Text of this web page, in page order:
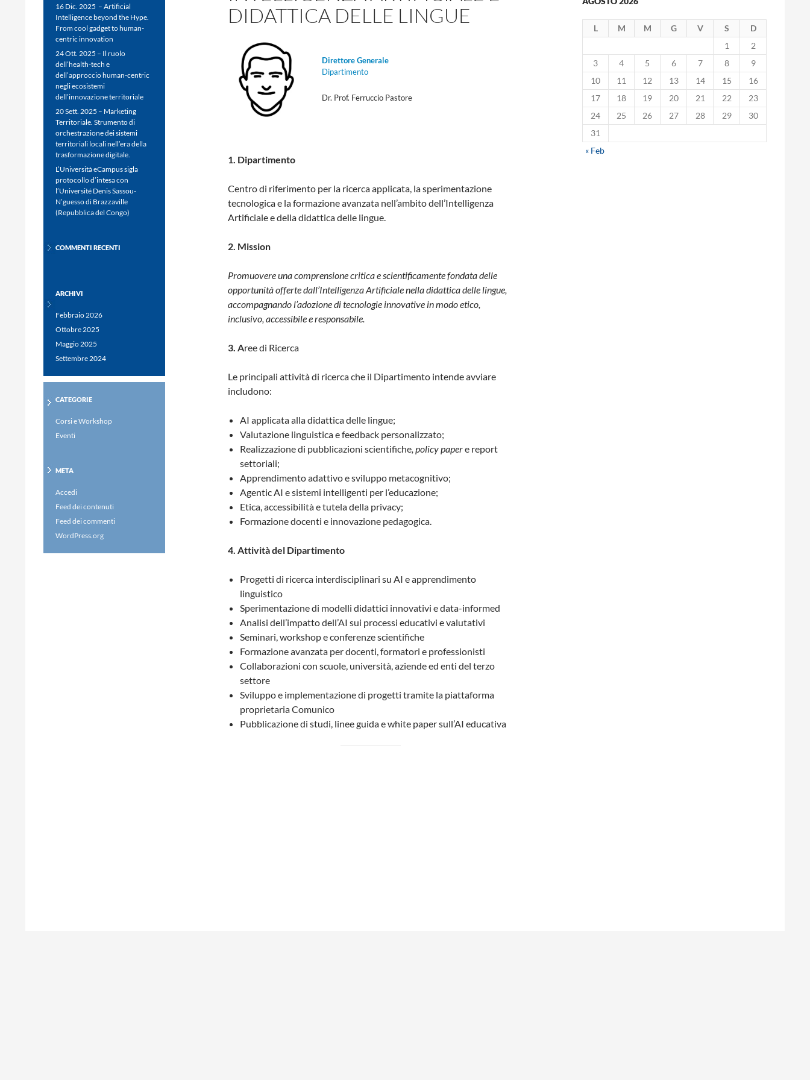
DIDATTICA DELLE LINGUE
Direttore Generale
Dipartimento
Dr. Prof. Ferruccio Pastore
1. Dipartimento
Centro di riferimento per la ricerca applicata, la sperimentazione
tecnologica e la formazione avanzata nell’ambito dell’Intelligenza
Artificiale e della didattica delle lingue.
2. Mission
Promuovere una comprensione critica e scientificamente fondata delle
opportunità offerte dall’Intelligenza Artificiale nella didattica delle lingue,
accompagnando l’adozione di tecnologie innovative in modo etico,
inclusivo, accessibile e responsabile.
3. Aree di Ricerca
Le principali attività di ricerca che il Dipartimento intende avviare
includono:
AI applicata alla didattica delle lingue;
Valutazione linguistica e feedback personalizzato;
Realizzazione di pubblicazioni scientifiche, policy papere report
settoriali;
Apprendimento adattivo e sviluppo metacognitivo;
Agentic AI e sistemi intelligenti per l’educazione;
Etica, accessibilità e tutela della privacy;
Formazione docenti e innovazione pedagogica.
4. Attività del Dipartimento
Progetti di ricerca interdisciplinari su AI e apprendimento
linguistico
Sperimentazione di modelli didattici innovativi e data-informed
Analisi dell’impatto dell’AI sui processi educativi e valutativi
Seminari, workshop e conferenze scientifiche
Formazione avanzata per docenti, formatori e professionisti
Collaborazioni con scuole, università, aziende ed enti del terzo
settore
Sviluppo e implementazione di progetti tramite la piattaforma
proprietaria Comunico
Pubblicazione di studi, linee guida e white paper sull’AI educativa
L M M G V S
D
1
2
3
4 5 6 7 8
9
10
11 12 13 14 15
16
17
18 19 20 21 22
23
24
25 26 27 28 29
30
31
« Feb
16 Dic. 2025 – Artificial
Intelligence beyond the Hype.
From cool gadget to human-
centric innovation
24 Ott. 2025 – Il ruolo
dell’health-tech e
dell’approccio human-centric
negli ecosistemi
dell’innovazione territoriale
20 Sett. 2025 – Marketing
Territoriale. Strumento di
orchestrazione dei sistemi
territoriali locali nell’era della
trasformazione digitale.
L’Università eCampus sigla
protocollo d’intesa con
l’Université Denis Sassou-
N’guesso di Brazzaville
(Repubblica del Congo)
COMMENTI RECENTI
ARCHIVI
Febbraio 2026
Ottobre 2025
Maggio 2025
Settembre 2024
CATEGORIE
Corsi e Workshop
Eventi
META
Accedi
Feed dei contenuti
Feed dei commenti
WordPress.org